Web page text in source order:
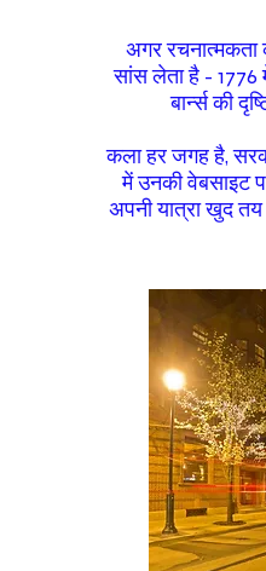
अगर रचनात्मकता
सांस लेता है - 1776
बार्न्स की
कला हर जगह है,
में उनकी वेबसाइट
अपनी यात्रा खुद